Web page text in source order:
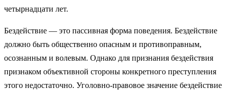
четырнадцати лет.
Бездействие — это пассивная форма поведения. Бездействие
должно быть общественно опасным и противоправным,
осознан­ным и волевым. Однако для признания бездействия
признаком объективной стороны конкретного преступления
этого недоста­точно. Уголовно-правовое значение бездействие